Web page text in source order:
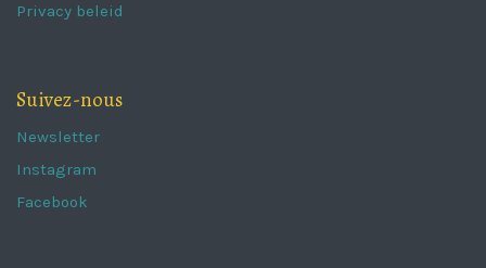
Privacy beleid
Suivez-nous
Newsletter
Instagram
Facebook